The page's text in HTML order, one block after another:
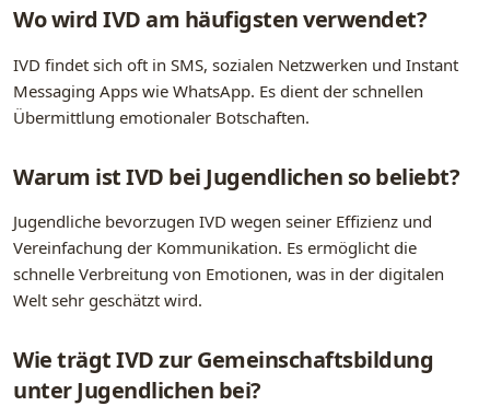
Wo wird IVD am häufigsten verwendet?
IVD findet sich oft in SMS, sozialen Netzwerken und Instant
Messaging Apps wie WhatsApp. Es dient der schnellen
Übermittlung emotionaler Botschaften.
Warum ist IVD bei Jugendlichen so beliebt?
Jugendliche bevorzugen IVD wegen seiner Effizienz und
Vereinfachung der Kommunikation. Es ermöglicht die
schnelle Verbreitung von Emotionen, was in der digitalen
Welt sehr geschätzt wird.
Wie trägt IVD zur Gemeinschaftsbildung
unter Jugendlichen bei?